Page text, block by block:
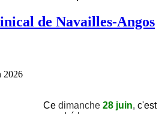
de Navailles-Angos
2026
Ce dimanche 28 juin, c'est